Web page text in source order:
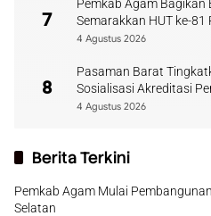
7
Pemkab Agam Bagikan
Semarakkan HUT ke-81
4 Agustus 2026
8
Pasaman Barat
Sosialisasi Akreditasi
4 Agustus 2026
Berita Terkini
Pemkab Agam Mulai
Selatan